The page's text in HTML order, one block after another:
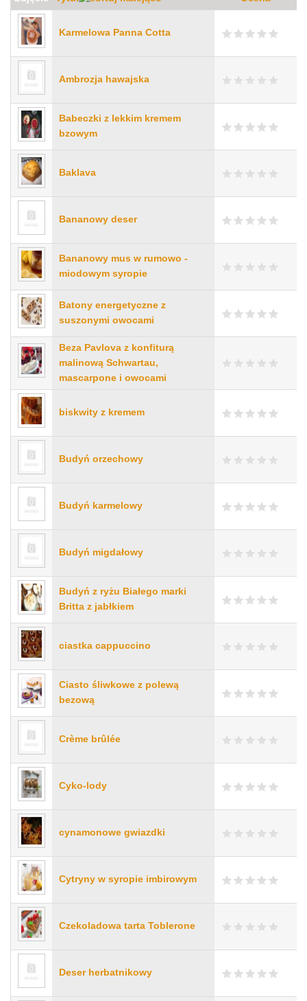
Karmelowa Panna Cotta
Ambrozja hawajska
Babeczki z lekkim kremem
bzowym
Baklava
Bananowy deser
Bananowy mus w rumowo -
miodowym syropie
Batony energetyczne z
suszonymi owocami
Beza Pavlova z konfiturą
malinową Schwartau,
mascarpone i owocami
biskwity z kremem
Budyń orzechowy
Budyń karmelowy
Budyń migdałowy
Budyń z ryżu Białego marki
Britta z jabłkiem
ciastka cappuccino
Ciasto śliwkowe z polewą
bezową
Crème brûlée
Cyko-lody
cynamonowe gwiazdki
Cytryny w syropie imbirowym
Czekoladowa tarta Toblerone
Deser herbatnikowy